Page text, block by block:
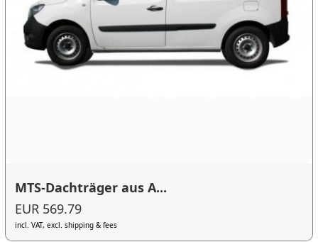
MTS-Dachträger aus A...
EUR 569.79
incl. VAT, excl. shipping & fees